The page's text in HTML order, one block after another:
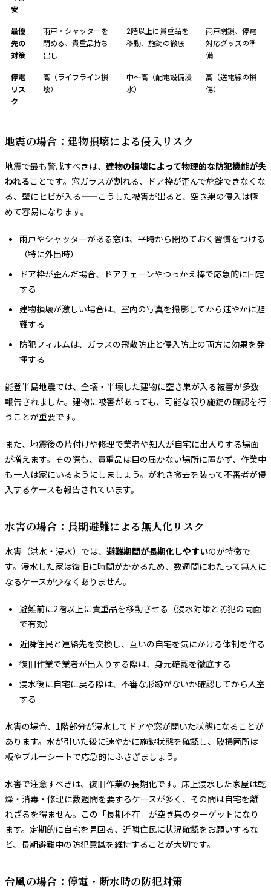
安
最優
先の
対策
雨戸・シャッターを
閉める、貴重品持ち
出し
2階以上に貴重品を
移動、施錠の徹底
雨戸閉鎖、停電
対応グッズの準
備
停電
リス
ク
高（ライフライン損
壊）
中〜高（配電設備浸
水）
高（送電線の損
傷）
地震の場合：建物損壊による侵入リスク
地震で最も警戒すべきは、 建物の損壊によって物理的な防犯機能が失
われることです。窓ガラスが割れる、ドア枠が歪んで施錠できなくな
る、壁にヒビが入る——こうした被害が出ると、空き巣の侵入は極
めて容易になります。
雨戸やシャッターがある窓は、平時から閉めておく習慣をつける
（特に外出時）
ドア枠が歪んだ場合、ドアチェーンやつっかえ棒で応急的に固定
する
建物損壊が激しい場合は、室内の写真を撮影してから速やかに避
難する
防犯フィルムは、ガラスの飛散防止と侵入防止の両方に効果を発
揮する
能登半島地震では、全壊・半壊した建物に空き巣が入る被害が多数
報告されました。建物に被害があっても、可能な限り施錠の確認を行
うことが重要です。
また、地震後の片付けや修理で業者や知人が自宅に出入りする場面
が増えます。その際も、貴重品は目の届かない場所に置かず、作業中
も一人は家にいるようにしましょう。がれき撤去を装って不審者が侵
入するケースも報告されています。
水害の場合：長期避難による無人化リスク
水害（洪水・浸水）では、 避難期間が長期化しやすいのが特徴で
す。浸水した家は復旧に時間がかかるため、数週間にわたって無人に
なるケースが少なくありません。
避難前に2階以上に貴重品を移動させる（浸水対策と防犯の両面
で有効）
近隣住民と連絡先を交換し、互いの自宅を気にかける体制を作る
復旧作業で業者が出入りする際は、身元確認を徹底する
浸水後に自宅に戻る際は、不審な形跡がないか確認してから入室
する
水害の場合、1階部分が浸水してドアや窓が開いた状態になることが
あります。水が引いた後に速やかに施錠状態を確認し、破損箇所は
板やブルーシートで応急的にふさぎましょう。
水害で注意すべきは、復旧作業の長期化です。床上浸水した家屋は乾
燥・消毒・修理に数週間を要するケースが多く、その間は自宅を離
れざるを得ません。この「長期不在」が空き巣のターゲットになり
ます。定期的に自宅を見回る、近隣住民に状況確認をお願いするな
ど、長期避難中の防犯意識を維持することが大切です。
台風の場合：停電・断水時の防犯対策